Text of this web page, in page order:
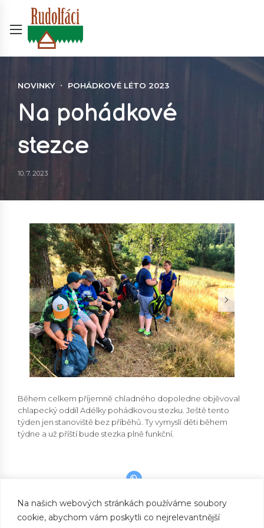
Na našich webových stránkách používáme soubory
cookie, abychom vám poskytli co nejrelevantnější
NOVINKY POHÁDKOVÉ LÉTO 2023
Na pohádkové
stezce
10. 7. 2023
Během celkem příjemně chladného dopoledne objěvoval
chlapecký oddíl Adélky pohádkovou stezku. Ještě tento
týden jen stanoviště bez příběhů. Ty vymyslí děti během
týdne a už příští bude stezka plně funkční.
PREVIOUS